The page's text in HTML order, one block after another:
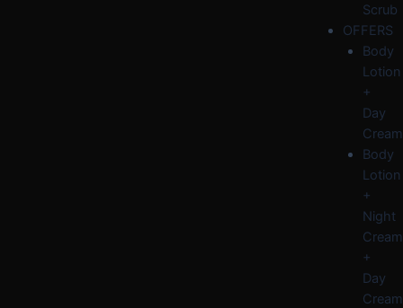
Scrub
OFFERS
Body
Lotion
+
Day
Cream
Body
Lotion
+
Night
Cream
+
Day
Cream